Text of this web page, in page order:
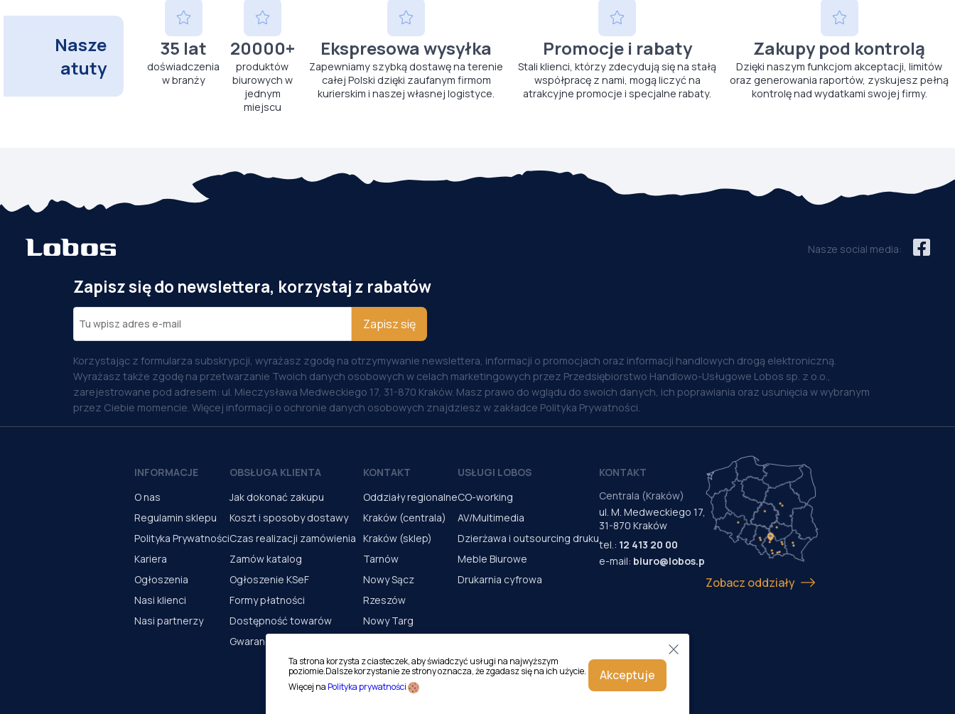
Nasze
atuty
35 lat
doświadczenia
w branży
20000+
produktów
biurowych w
jednym
miejscu
Ekspresowa wysyłka
Zapewniamy szybką dostawę na terenie
całej Polski dzięki zaufanym firmom
kurierskim i naszej własnej logistyce.
Promocje i rabaty
Stali klienci, którzy zdecydują się na stałą
współpracę z nami, mogą liczyć na
atrakcyjne promocje i specjalne rabaty.
Zakupy pod kontrolą
Dzięki naszym funkcjom akceptacji, limitów
oraz generowania raportów, zyskujesz pełną
kontrolę nad wydatkami swojej firmy.
Nasze social media:
Zapisz się do newslettera, korzystaj z rabatów
Zapisz się
Korzystając z formularza subskrypcji, wyrażasz zgodę na otrzymywanie newslettera, informacji o promocjach oraz informacji handlowych drogą elektroniczną.
Wyrażasz także zgodę na przetwarzanie Twoich danych osobowych w celach marketingowych przez Przedsiębiorstwo Handlowo-Usługowe Lobos sp. z o.o.,
zarejestrowane pod adresem: ul. Mieczysława Medweckiego 17, 31-870 Kraków. Masz prawo do wglądu do swoich danych, ich poprawiania oraz usunięcia w wybranym
przez Ciebie momencie. Więcej informacji o ochronie danych osobowych znajdziesz w zakładce Polityka Prywatności.
INFORMACJE
O nas
Regulamin sklepu
Polityka Prywatności
Kariera
Ogłoszenia
Nasi klienci
Nasi partnerzy
OBSŁUGA KLIENTA
Jak dokonać zakupu
Koszt i sposoby dostawy
Czas realizacji zamówienia
Zamów katalog
Ogłoszenie KSeF
Formy płatności
Dostępność towarów
Gwarancja i serwis urządzeń
KONTAKT
Oddziały regionalne
Kraków (centrala)
Kraków (sklep)
Tarnów
Nowy Sącz
Rzeszów
Nowy Targ
Katowice
Magazyn Kraków
USŁUGI LOBOS
CO-working
AV/Multimedia
Dzierżawa i outsourcing druku
Meble Biurowe
Drukarnia cyfrowa
KONTAKT
Centrala (Kraków)
ul. M. Medweckiego 17,
31-870 Kraków
tel.: 12 413 20 00
e-mail: biuro@lobos.pl
Zobacz oddziały
Ta strona korzysta z ciasteczek, aby świadczyć usługi na najwyższym
poziomie.Dalsze korzystanie ze strony oznacza, że zgadasz się na ich użycie.
Więcej na Polityka prywatności
Akceptuje